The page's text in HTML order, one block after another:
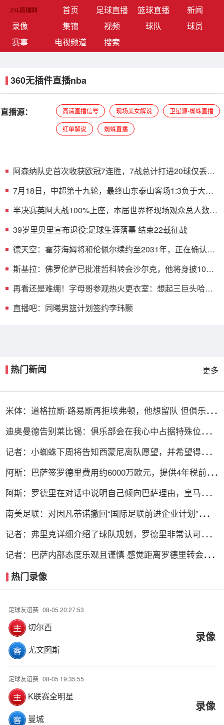
首页(current)足球直播 篮球直播
新闻
录像
集锦 视频 球队
球员
赛事
电视频道 搜索
360无插件直播nba
直播源： 高清直播信号 现场美女解说 卫星源-蜘蛛直播
红单解说 蜘蛛直播
阿森纳队史首次收获欧冠7连胜，7战总计打进20球仅丢2
7月18日，中超第十九轮，最终山东泰山客场1:3负于大连
半决赛英阿大战100%上座，本届世界杯现场观众总人数
39岁里贝里宣布退役:足球生涯落幕 结束22载征战
德天空：霍芬海姆将和伦佩尔续约至2031年，正在确认最
斯基拉：佛罗伦萨已批准哲科转会沙尔克，他将身披10号
再看还是难绷！字母哥参观热火更衣室：想起三巨头哈林
直播吧：同曦男篮计划签约李玮颢
热门新闻 更多
米体：道格拉斯·路易斯再拒埃弗顿，他想留队 但俱乐部
迪奥曼德告别莱比锡：俱乐部会在我心中占据特殊位置，
记者：小蜘蛛下周将告知西蒙尼离队愿望，并希望得到理
阿斯：巴萨签罗德里费用约6000万欧元，提供4年税前
阿斯：罗德里在对话中说明自己倾向巴萨理由，皇马对此
南美足联：对因凡蒂诺撤回“国际足联前进企业计划”提案
记者：弗里克详细介绍了球队规划，罗德里非常认可并选
记者：巴萨内部态度乐观且谨慎 感觉距离罗德里转会完
热门录像
足球友谊赛 08-05 20:27:53
切尔西
尤文图斯
录像
足球友谊赛 08-05 19:35:55
K联赛全明星
曼城
录像